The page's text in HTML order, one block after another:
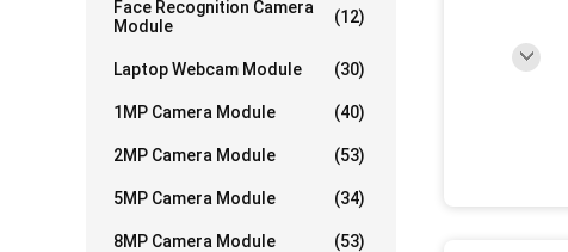
Face Recognition Camera
Module
(12)
Laptop Webcam Module (30)
1MP Camera Module (40)
2MP Camera Module (53)
5MP Camera Module (34)
8MP Camera Module (53)